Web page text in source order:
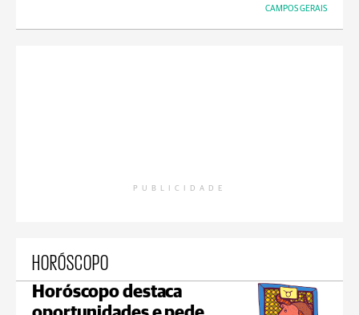
CAMPOS GERAIS
PUBLICIDADE
HORÓSCOPO
Horóscopo destaca